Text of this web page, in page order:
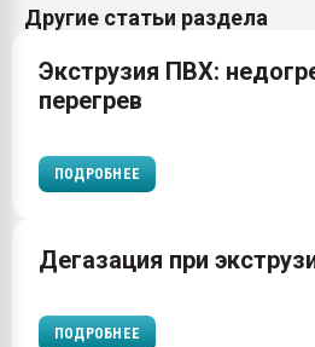
Другие статьи раздела
Экструзия ПВХ:
перегрев
ПОДРОБНЕЕ
Дегазация при
ПОДРОБНЕЕ